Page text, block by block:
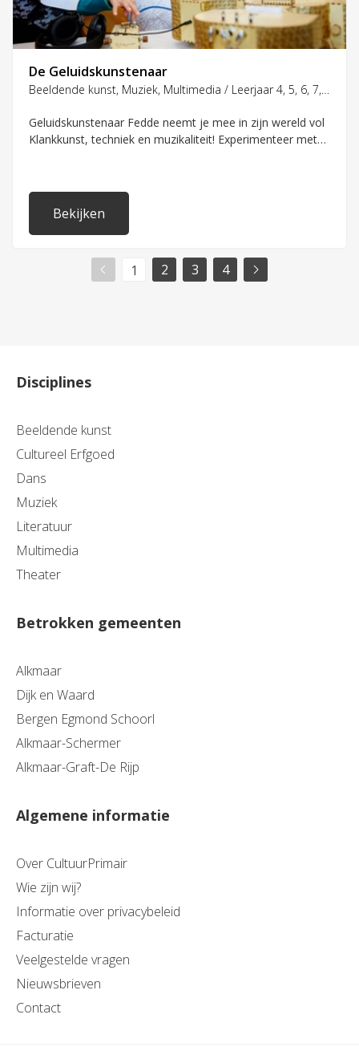
De Geluidskunstenaar
Beeldende kunst, Muziek, Multimedia / Leerjaar 4, 5, 6, 7, 8
Geluidskunstenaar Fedde neemt je mee in zijn wereld vol
Klankkunst, techniek en muzikaliteit! Experimenteer met
Bekijken
1 2 3 4
Disciplines
Beeldende kunst
Cultureel Erfgoed
Dans
Muziek
Literatuur
Multimedia
Theater
Betrokken gemeenten
Alkmaar
Dijk en Waard
Bergen Egmond Schoorl
Alkmaar-Schermer
Alkmaar-Graft-De Rijp
Algemene informatie
Over CultuurPrimair
Wie zijn wij?
Informatie over privacybeleid
Facturatie
Veelgestelde vragen
Nieuwsbrieven
Contact